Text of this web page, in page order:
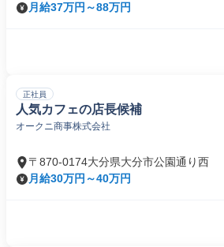
月給37万円～88万円
正社員
人気カフェの店長候補
オークニ商事株式会社
〒870-0174大分県大分市公園通り西
月給30万円～40万円